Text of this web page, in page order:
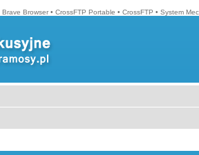
Brave Browser • CrossFTP Portable • CrossFTP • System